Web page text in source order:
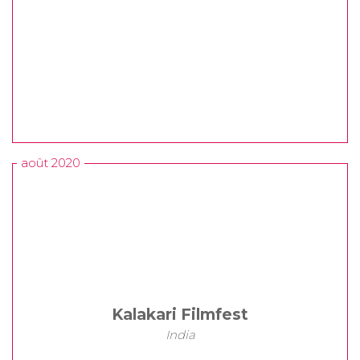
août 2020
Kalakari Filmfest
India